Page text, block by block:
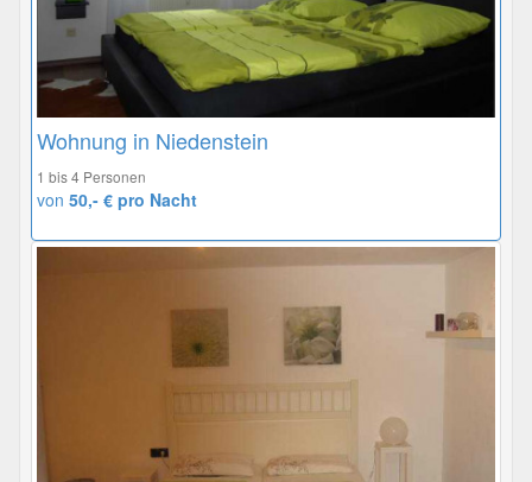
Wohnung in Niedenstein
1 bis 4 Personen
von 50,- € pro Nacht